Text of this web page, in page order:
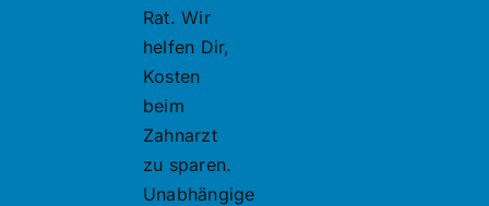
Rat. Wir
helfen Dir,
Kosten
beim
Zahnarzt
zu sparen.
Unabhängige